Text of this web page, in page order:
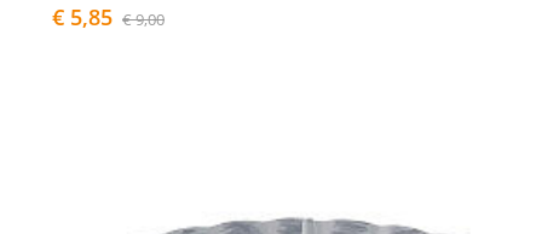
€ 5,85 € 9,00